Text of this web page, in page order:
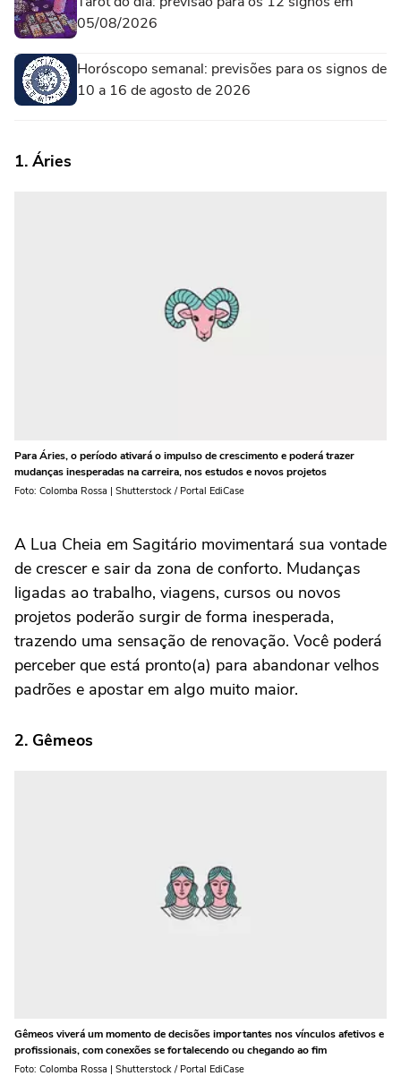
05/08/2026
Horóscopo semanal: previsões para os signos de
10 a 16 de agosto de 2026
1. Áries
Para Áries, o período ativará o impulso de crescimento e poderá trazer
mudanças inesperadas na carreira, nos estudos e novos projetos
Foto: Colomba Rossa | Shutterstock / Portal EdiCase
A Lua Cheia em Sagitário movimentará sua vontade
de crescer e sair da zona de conforto. Mudanças
ligadas ao trabalho, viagens, cursos ou novos
projetos poderão surgir de forma inesperada,
trazendo uma sensação de renovação. Você poderá
perceber que está pronto(a) para abandonar velhos
padrões e apostar em algo muito maior.
2. Gêmeos
Gêmeos viverá um momento de decisões importantes nos vínculos afetivos e
profissionais, com conexões se fortalecendo ou chegando ao fim
Foto: Colomba Rossa | Shutterstock / Portal EdiCase